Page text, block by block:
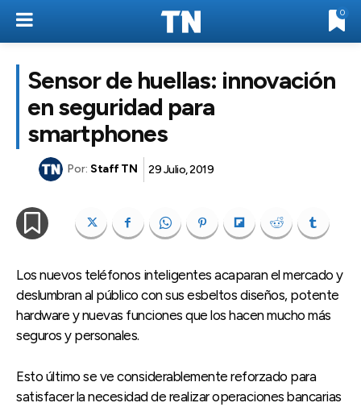
0
Sensor de huellas: innovación
en seguridad para
smartphones
Por: Staff TN 29 Julio, 2019
Los nuevos teléfonos inteligentes acaparan el mercado y
deslumbran al público con sus esbeltos diseños, potente
hardware y nuevas funciones que los hacen mucho más
seguros y personales.
Esto último se ve considerablemente reforzado para
satisfacer la necesidad de realizar operaciones bancarias